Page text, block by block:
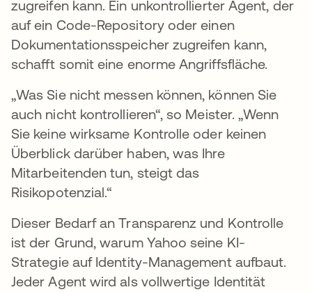
zugreifen kann. Ein unkontrollierter Agent, der
auf ein Code-Repository oder einen
Dokumentationsspeicher zugreifen kann,
schafft somit eine enorme Angriffsfläche.
„Was Sie nicht messen können, können Sie
auch nicht kontrollieren“, so Meister. „Wenn
Sie keine wirksame Kontrolle oder keinen
Überblick darüber haben, was Ihre
Mitarbeitenden tun, steigt das
Risikopotenzial.“
Dieser Bedarf an Transparenz und Kontrolle
ist der Grund, warum Yahoo seine KI-
Strategie auf Identity-Management aufbaut.
Jeder Agent wird als vollwertige Identität